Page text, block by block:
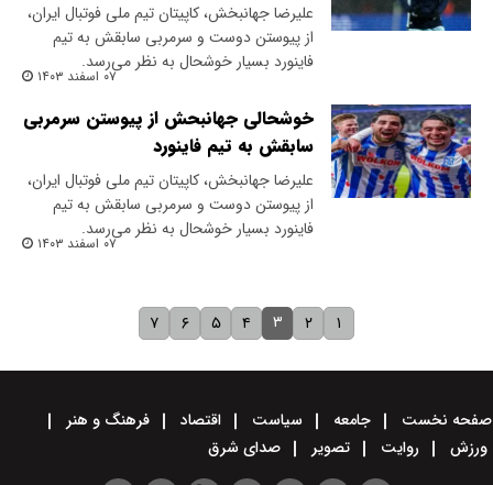
علیرضا جهانبخش، کاپیتان تیم ملی فوتبال ایران،
از پیوستن دوست و سرمربی سابقش به تیم
فاینورد بسیار خوشحال به نظر می‌رسد.
۰۷ اسفند ۱۴۰۳
خوشحالی جهانبحش از پیوستن سرمربی
سابقش به تیم فاینورد
علیرضا جهانبخش، کاپیتان تیم ملی فوتبال ایران،
از پیوستن دوست و سرمربی سابقش به تیم
فاینورد بسیار خوشحال به نظر می‌رسد.
۰۷ اسفند ۱۴۰۳
۱ ۲ ۳ ۴ ۵ ۶ ۷
صفحه نخست جامعه سیاست اقتصاد
فرهنگ و هنر
ورزش
روایت تصویر صدای شرق